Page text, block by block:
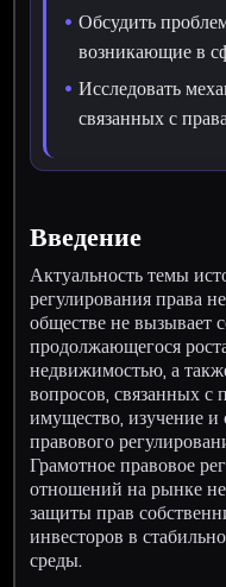
Обсудить
возникающие в
Исследовать
связанных с
Введение
Актуальность темы
регулирования права
обществе не вызывает
продолжающегося
недвижимостью, а
вопросов, связанных
имущество, изучение и
правового
Грамотное правовое
отношений на рынке
защиты прав
инвесторов в
среды.